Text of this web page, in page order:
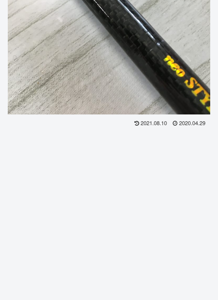
2021.08.10 2020.04.29